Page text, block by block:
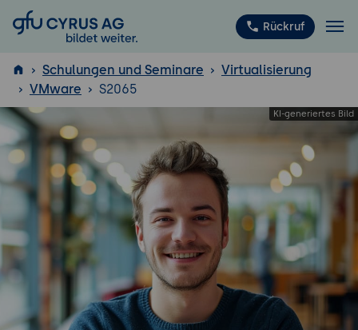
GFU Cyrus AG Rückruf
ISTQB
Schulungen und Seminare
Virtualisierung
VMware
S2065